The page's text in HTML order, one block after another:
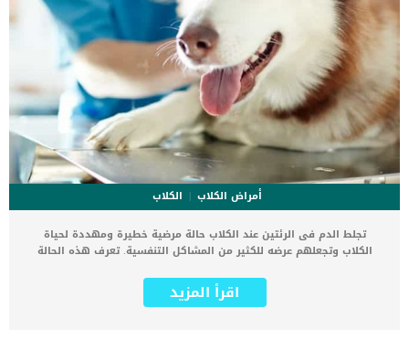
أمراض الكلاب
الكلاب
تجلط الدم فى الرئتين عند الكلاب حالة مرضية خطيرة ومهددة لحياة
الكلاب وتجعلهم عرضه للكثير من المشاكل التنفسية. تعرف هذه الحالة
الرئتين. هذه الحالة تسبب تدفق الدم البطيء وتلف الأوعية الدموية ،
بالإضافة إلى الدم الذي يتجلط بسهولة ، إلى تكوين جلطة دموية للكلب.
اقرأ المزيد